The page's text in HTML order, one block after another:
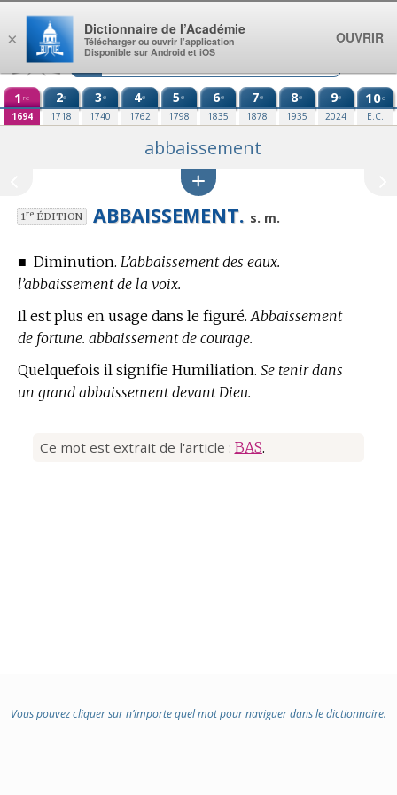
Aller au contenu
1 re
1694
2e
1718
3e
1740
4e
1762
5e
1798
6e
1835
7e
1878
8e
1935
9e
2024
10e
E.C.
abbaissement
1reÉDITION ABBAISSEMENT. s. m.
■ Diminution. L’abbaissement des eaux.
l’abbaissement de la voix.
Il est plus en usage dans le figuré. Abbaissement
de fortune. abbaissement de courage.
Quelquefois il signifie Humiliation. Se tenir dans
un grand abbaissement devant Dieu.
Ce mot est extrait de l'article : BAS.
Vous pouvez cliquer sur n’importe quel mot pour naviguer dans le dictionnaire.
×
Dictionnaire de l’Académie
Télécharger ou ouvrir l’application
Disponible sur Android et iOS
OUVRIR